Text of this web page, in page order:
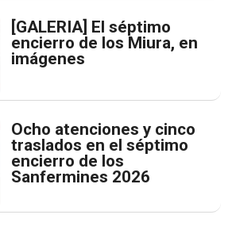
[GALERIA] El séptimo
encierro de los Miura, en
imágenes
Ocho atenciones y cinco
traslados en el séptimo
encierro de los
Sanfermines 2026